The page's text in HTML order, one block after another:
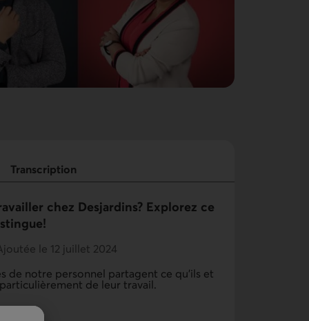
Transcription
chez Desjardins? Explorez ce
le 12 juillet 2024
de notre personnel partagent ce qu'ils et
de leur travail.